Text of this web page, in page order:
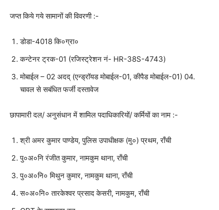
जप्त किये गये सामानों की विवरणी :-
डोडा-4018 कि०ग्रा०
कन्टेनर ट्रक-01 (रजिस्ट्रेशन नं- HR-38S-4743)
मोबाईल – 02 अदद् (एन्ड्रॉयड मोबाईल-01, कीपैड मोबाईल-01) 04.
चावल से सबंधित फर्जी दस्तावेज
छापामारी दल/ अनुसंधान में शामिल पदाधिकारियों/ कर्मियों का नाम :-
श्री अमर कुमार पाण्डेय, पुलिस उपाधीक्षक (मु०) प्रथम, राँची
पु०अ०नि रंजीत कुमार, नामकुम थाना, राँची
पु०अ०नि० मिथुन कुमार, नामकुम थाना, राँची
स०अ०नि० तारकेश्वर प्रसाद केसरी, नामकुम, राँची